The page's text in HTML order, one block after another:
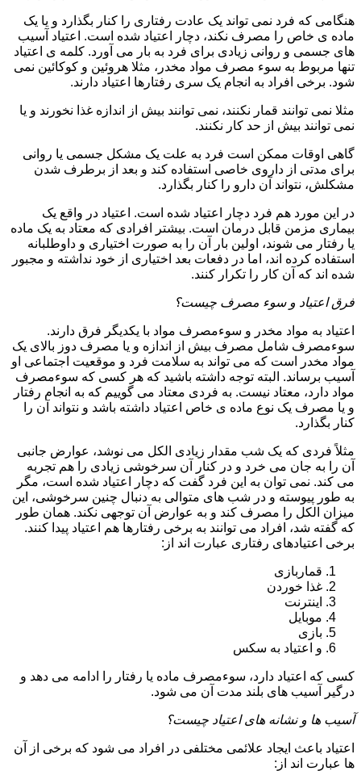
هنگامی که فرد نمی تواند یک عادت رفتاری را کنار بگذارد و یا یک
ماده ی خاص را مصرف نکند، دچار اعتیاد شده است. اعتیاد آسیب
های جسمی و روانی زیادی برای فرد به بار می آورد. کلمه ی اعتیاد
تنها مربوط به سوء مصرف مواد مخدر، مثلا هروئین و کوکائین نمی
شود. برخی افراد به انجام یک سری رفتارها اعتیاد دارند.
مثلا نمی توانند قمار نکنند، نمی توانند بیش از اندازه غذا نخورند و یا
نمی توانند بیش از حد کار نکنند.
گاهی اوقات ممکن است فرد به علت یک مشکل جسمی یا روانی
برای مدتی از داروی خاصی استفاده کند و بعد از برطرف شدن
مشکلش، نتواند آن دارو را کنار بگذارد.
در این مورد هم فرد دچار اعتیاد شده است. اعتیاد در واقع یک
بیماری مزمن قابل درمان است. بیشتر افرادی که معتاد به یک ماده
یا رفتار می شوند، اولین بار آن را به صورت اختیاری و داوطلبانه
استفاده کرده اند، اما در دفعات بعد اختیاری از خود نداشته و مجبور
شده اند که آن کار را تکرار کنند.
فرق اعتیاد و سوء مصرف چیست؟
اعتیاد به مواد مخدر و سوءمصرف مواد با یکدیگر فرق دارند.
سوءمصرف شامل مصرف بیش از اندازه و یا مصرف دوز بالای یک
مواد مخدر است که می تواند به سلامت فرد و موقعیت اجتماعی او
آسیب برساند. البته توجه داشته باشید که هر کسی که سوءمصرف
مواد دارد، معتاد نیست. به فردی معتاد می گوییم که به انجام رفتار
و یا مصرف یک نوع ماده ی خاص اعتیاد داشته باشد و نتواند آن را
کنار بگذارد.
مثلاً فردی که یک شب مقدار زیادی الکل می نوشد، عوارض جانبی
آن را به جان می خرد و در کنار آن سرخوشی زیادی را هم تجربه
می کند. نمی توان به این فرد گفت که دچار اعتیاد شده است، مگر
به طور پیوسته و در شب های متوالی به دنبال چنین سرخوشی، این
میزان الکل را مصرف کند و به عوارض آن توجهی نکند. همان طور
که گفته شد، افراد می توانند به برخی رفتارها هم اعتیاد پیدا کنند.
برخی اعتیادهای رفتاری عبارت اند از:
قماربازی
غذا خوردن
اینترنت
موبایل
بازی
و اعتیاد به سکس
کسی که اعتیاد دارد، سوءمصرف ماده یا رفتار را ادامه می دهد و
درگیر آسیب های بلند مدت آن می شود.
آسیب ها و نشانه های اعتیاد چیست؟
اعتیاد باعث ایجاد علائمی مختلفی در افراد می شود که برخی از آن
ها عبارت اند از: